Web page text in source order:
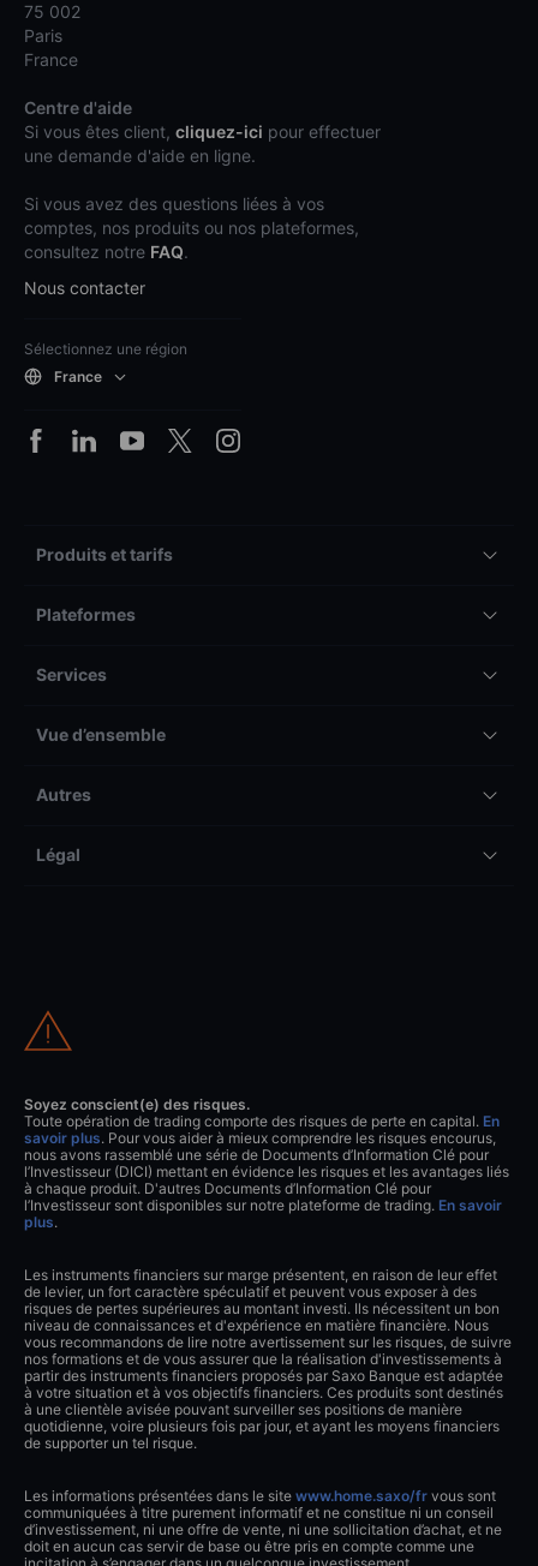
75 002
Paris
France
Centre d'aide
Si vous êtes client, cliquez-ici pour effectuer
une demande d'aide en ligne.
Si vous avez des questions liées à vos
comptes, nos produits ou nos plateformes,
consultez notre FAQ.
Nous contacter
Sélectionnez une région
France
Produits et tarifs
Plateformes
Services
Vue d’ensemble
Autres
Légal
Soyez conscient(e) des risques.
Toute opération de trading comporte des risques de perte en capital. En
savoir plus. Pour vous aider à mieux comprendre les risques encourus,
nous avons rassemblé une série de Documents d’Information Clé pour
l’Investisseur (DICI) mettant en évidence les risques et les avantages liés
à chaque produit. D'autres Documents d’Information Clé pour
l’Investisseur sont disponibles sur notre plateforme de trading. En savoir
plus.
Les instruments financiers sur marge présentent, en raison de leur effet
de levier, un fort caractère spéculatif et peuvent vous exposer à des
risques de pertes supérieures au montant investi. Ils nécessitent un bon
niveau de connaissances et d'expérience en matière financière. Nous
vous recommandons de lire notre avertissement sur les risques, de suivre
nos formations et de vous assurer que la réalisation d'investissements à
partir des instruments financiers proposés par Saxo Banque est adaptée
à votre situation et à vos objectifs financiers. Ces produits sont destinés
à une clientèle avisée pouvant surveiller ses positions de manière
quotidienne, voire plusieurs fois par jour, et ayant les moyens financiers
de supporter un tel risque.
Les informations présentées dans le site www.home.saxo/fr vous sont
communiquées à titre purement informatif et ne constitue ni un conseil
d’investissement, ni une offre de vente, ni une sollicitation d’achat, et ne
doit en aucun cas servir de base ou être pris en compte comme une